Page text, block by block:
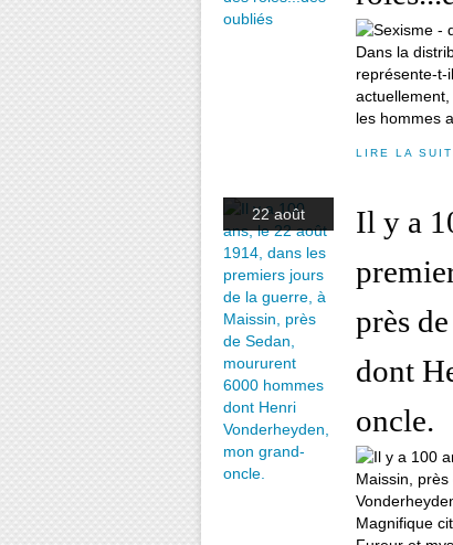
Dans la
représente-t-
les hommes
LIRE LA
22 août
Il y a
près
dont
oncle.
Magnifique